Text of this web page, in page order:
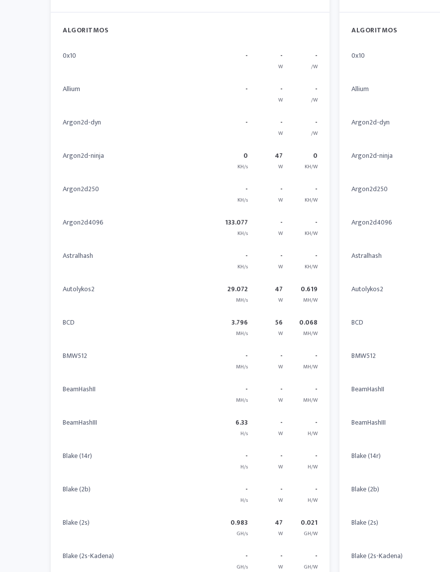
ALGORITMOS
0x10 - -
W
-
/W
Allium - -
W
-
/W
Argon2d-dyn - -
W
-
/W
Argon2d-ninja 0
KH/s
47
W
0
KH/W
Argon2d250 -
KH/s
-
W
-
KH/W
Argon2d4096 133.077
KH/s
-
W
-
KH/W
Astralhash -
KH/s
-
W
-
KH/W
Autolykos2 29.072
MH/s
47
W
0.619
MH/W
BCD 3.796
MH/s
56
W
0.068
MH/W
BMW512 -
MH/s
-
W
-
MH/W
BeamHashII -
MH/s
-
W
-
MH/W
BeamHashIII 6.33
H/s
-
W
-
H/W
Blake (14r) -
H/s
-
W
-
H/W
Blake (2b) -
H/s
-
W
-
H/W
Blake (2s) 0.983
GH/s
47
W
0.021
GH/W
Blake (2s-Kadena) -
GH/s
-
W
-
GH/W
ALGORITMOS
0x10
Allium
Argon2d-dyn
Argon2d-ninja
Argon2d250
Argon2d4096
Astralhash
Autolykos2
BCD
BMW512
BeamHashII
BeamHashIII
Blake (14r)
Blake (2b)
Blake (2s)
Blake (2s-Kadena)